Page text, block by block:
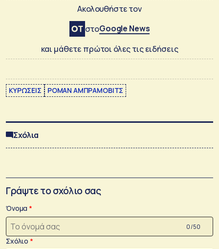
Ακολουθήστε τον
στοGoogle News
και μάθετε πρώτοι όλες τις ειδήσεις
ΚΥΡΩΣΕΙΣ ΡΟΜΑΝ ΑΜΠΡΑΜΟΒΙΤΣ
Σχόλια
Γράψτε το σχόλιο σας
Όνομα
0 /50
Σχόλιο